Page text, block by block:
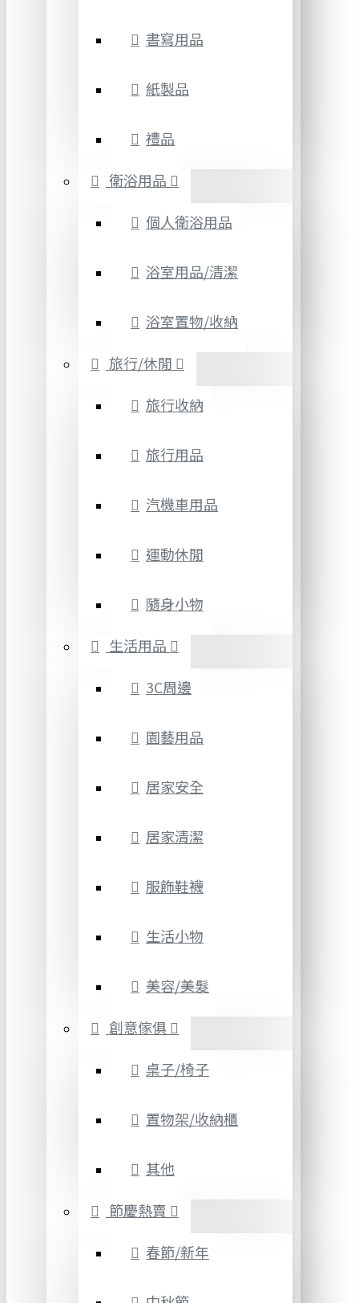
書寫用品
紙製品
禮品
衛浴用品
個人衛浴用品
浴室用品/清潔
浴室置物/收納
旅行/休閒
旅行收納
旅行用品
汽機車用品
運動休閒
隨身小物
生活用品
3C周邊
園藝用品
居家安全
居家清潔
服飾鞋襪
生活小物
美容/美髮
創意傢俱
桌子/椅子
置物架/收納櫃
其他
節慶熱賣
春節/新年